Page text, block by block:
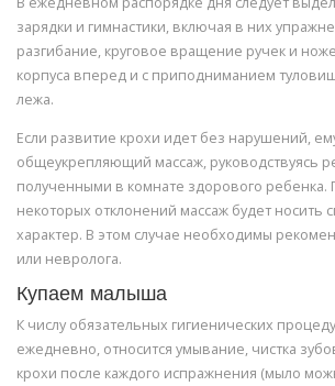
зарядки и гимнастики, включая в них
разгибание, круговое вращение ручек и
корпуса вперед и с приподниманием
лежа.
Если развитие крохи идет без нарушений,
общеукрепляющий массаж, руководствуясь
полученными в комнате здорового ребенка.
некоторых отклонений массаж будет носить
характер. В этом случае необходимы
или невролога.
Купаем малыша
К числу обязательных гигиенических
ежедневно, относится умывание, чистка
крохи после каждого испражнения (мыло